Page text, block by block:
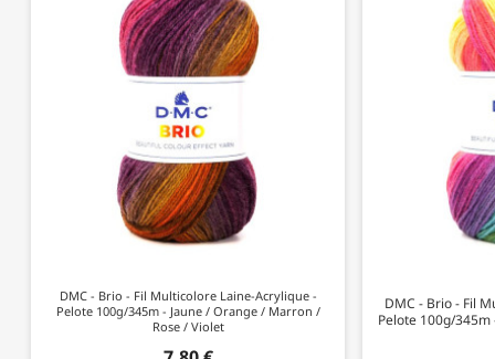
DMC - Brio - Fil Multicolore Laine-Acrylique -
Pelote 100g/345m - Jaune / Orange / Marron /
Rose / Violet
DMC - Brio - Fil
Pelote 100g/345m